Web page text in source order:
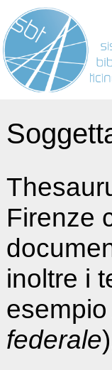
Firenze
inoltre i
federale